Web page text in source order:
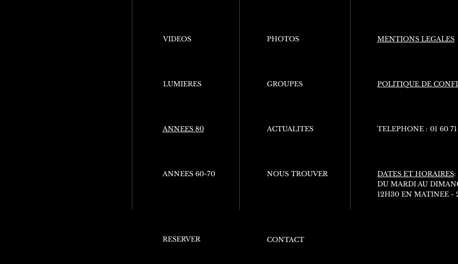
VIDEOS
LUMIERES
ANNEES 80
ANNEES 60-70
PHOTOS
GROUPES
ACTUALITES
NOUS TROUVER
MENTIONS LEGALES
POLITIQUE DE
TELEPHONE : 01 60
DATES ET HORAIRES:
DU MARDI AU
12H30 EN MATINEE -
RESERVER CONTACT